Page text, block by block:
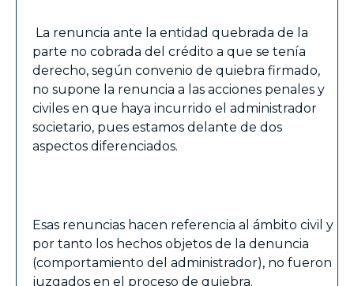
La renuncia ante la entidad quebrada de la
parte no cobrada del crédito a que se tenía
derecho, según convenio de quiebra firmado,
no supone la renuncia a las acciones penales y
civiles en que haya incurrido el administrador
societario, pues estamos delante de dos
aspectos diferenciados.
Esas renuncias hacen referencia al ámbito civil y
por tanto los hechos objetos de la denuncia
(comportamiento del administrador), no fueron
juzgados en el proceso de quiebra.